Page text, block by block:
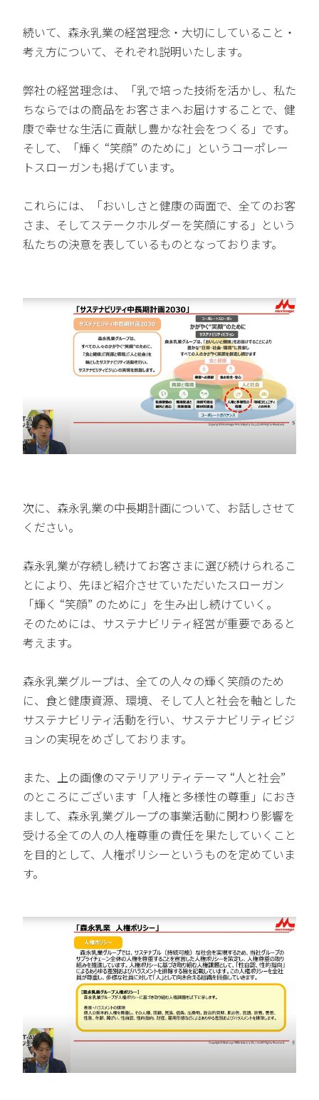
続いて、森永乳業の経営理念・大切にしていること・
考え方について、それぞれ説明いたします。
弊社の経営理念は、「乳で培った技術を活かし、私た
ちならではの商品をお客さまへお届けすることで、健
康で幸せな生活に貢献し豊かな社会をつくる」です。
そして、「輝く “笑顔” のために」というコーポレー
トスローガンも掲げています。
これらには、「おいしさと健康の両面で、全てのお客
さま、そしてステークホルダーを笑顔にする」という
私たちの決意を表しているものとなっております。
次に、森永乳業の中長期計画について、お話しさせて
ください。
森永乳業が存続し続けてお客さまに選び続けられるこ
とにより、先ほど紹介させていただいたスローガン
「輝く “笑顔” のために」を生み出し続けていく。
そのためには、サステナビリティ経営が重要であると
考えます。
森永乳業グループは、全ての人々の輝く笑顔のため
に、食と健康資源、環境、そして人と社会を軸とした
サステナビリティ活動を行い、サステナビリティビジ
ョンの実現をめざしております。
また、上の画像のマテリアリティテーマ “人と社会”
のところにございます「人権と多様性の尊重」におき
まして、森永乳業グループの事業活動に関わり影響を
受ける全ての人の人権尊重の責任を果たしていくこと
を目的として、人権ポリシーというものを定めていま
す。